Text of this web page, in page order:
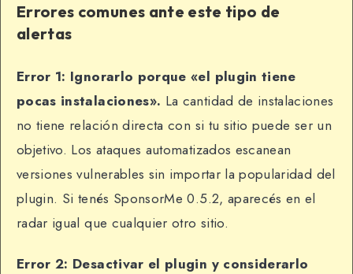
Errores comunes ante este tipo de
alertas
Error 1: Ignorarlo porque «el plugin tiene
pocas instalaciones». La cantidad de instalaciones
no tiene relación directa con si tu sitio puede ser un
objetivo. Los ataques automatizados escanean
versiones vulnerables sin importar la popularidad del
plugin. Si tenés SponsorMe 0.5.2, aparecés en el
radar igual que cualquier otro sitio.
Error 2: Desactivar el plugin y considerarlo